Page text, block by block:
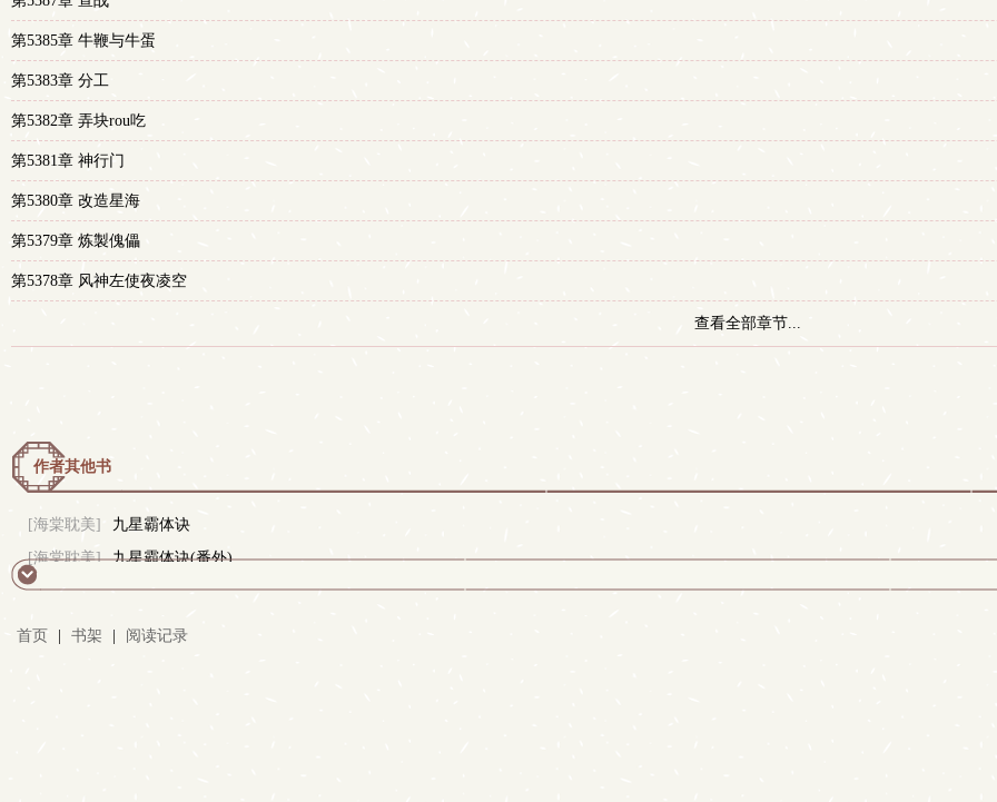
第5385章 牛鞭与牛蛋
第5383章 分工
第5382章 弄块rou吃
第5381章 神行门
第5380章 改造星海
第5379章 炼製傀儡
第5378章 风神左使夜凌空
查看全部章节...
作者其他书
[海棠耽美]
九星霸体诀
[海棠耽美]
九星霸体诀(番外)
首页 书架 阅读记录